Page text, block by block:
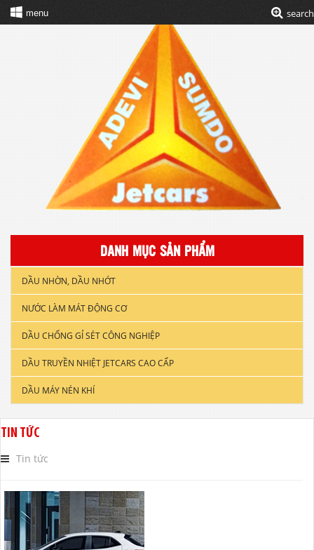
menu search
DANH MỤC SẢN PHẨM
DẦU NHỜN, DẦU NHỚT
DẦU NHỚT XE GẮN MÁY
DẦU ĐỘNG CƠ XE TẢI & TÀU THUYỀN
DẦU NHỚT CÔNG NGHIỆP
DẦU CẮT GỌT KIM LOẠI
DẦU NHỚT THỦY LỰC CAO CẤP
DẦU NHỚT HỘP SỐ
NƯỚC LÀM MÁT ĐỘNG CƠ
DẦU CHỐNG GỈ SÉT CÔNG NGHIỆP
DẦU TRUYỀN NHIỆT JETCARS CAO CẤP
DẦU MÁY NÉN KHÍ
TIN TỨC
Tin tức